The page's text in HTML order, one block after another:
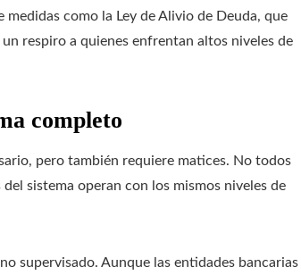
como la Ley de Alivio de Deuda, que
respiro a quienes enfrentan altos niveles de
completo
pero también requiere matices. No todos
sistema operan con los mismos niveles de
supervisado. Aunque las entidades bancarias